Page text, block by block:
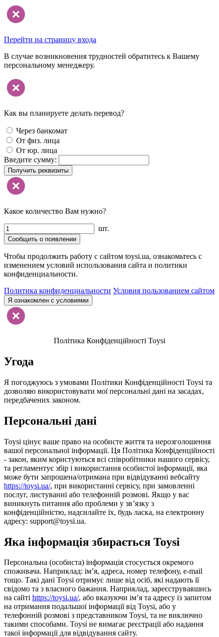
Перейти на страницу входа
В случае возникновения трудностей обратитесь к Вашему
персональному менеджеру.
Как вы планируете делать перевод?
Через банкомат
От физ. лица
От юр. лица
Введите сумму:
Получить реквизиты
Какое количество Вам нужно?
шт.
Сообщить о появлении
Чтобы продолжить работу с сайтом toysi.ua, ознакомьтесь с
изменением условий использования сайта и политики
конфиденциальности.
Политика конфиденциальности Условия пользованием сайтом
Я ознакомлен с условиями
Політика Конфіденційності Toysi
Угода
Я погоджуюсь з умовами Політики Конфіденційності Toysi та
дозволяю використовувати мої персональні дані на засадах,
передбачених законом.
Персональні дані
Toysi цінує ваше право на особисте життя та нерозголошення
вашої персональної інформації. Ця Політика Конфіденційності
- закон, яким користуються всі співробітники нашого сервісу,
та регламентує збір і використання особистої інформації, яка
може бути запрошена/отримана при відвідуванні вебсайту
https://toysi.ua/, при використанні сервісу, при замовленні
послуг, листуванні або телефонній розмові. Якщо у вас
виникнуть питання або проблеми у зв’язку з
конфіденційністю, надсилайте їх, будь ласка, на електронну
адресу: support@toysi.ua.
Яка інформація збирається Toysi
Персональна (особиста) інформація стосується окремого
споживача. Наприклад: ім’я, адреса, номер телефону, e-mail
тощо. Такі дані Toysi отримує лише від осіб, які надають її
свідомо та з власного бажання. Наприклад, зареєструвавшись
на сайті https://toysi.ua/, або вказуючи ім’я та адресу із запитом
на отримання подальшої інформації від Toysi, або у
телефонній розмові з представником Toysi, та не виключно
такими способами. Toysi не вимагає реєстрації або надання
такої інформації для відвідування сайту.